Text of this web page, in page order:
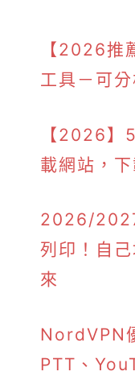
【2026推
工具－可
【2026】
載網站，
2026/
列印！自
來
NordVPN
PTT、